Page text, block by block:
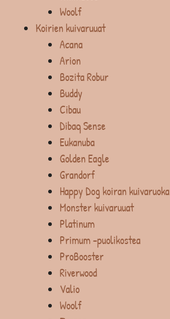
Woolf
Koirien kuivaruuat
Acana
Arion
Bozita Robur
Buddy
Cibau
Dibaq Sense
Eukanuba
Golden Eagle
Grandorf
Happy Dog koiran kuivaruoka
Monster kuivaruuat
Platinum
Primum -puolikostea
ProBooster
Riverwood
Valio
Woolf